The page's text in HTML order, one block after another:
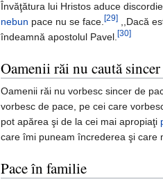
Învăţătura lui Hristos aduce
nebun pace nu se face.[29] ,,Dacă
îndeamnă apostolul Pavel.[30]
Oamenii răi nu caută sincer
Oamenii răi nu vorbesc sincer de
vorbesc de pace, pe cei care
pot apărea şi de la cei mai apropiaţi
care îmi puneam încrederea şi care
Pace în familie